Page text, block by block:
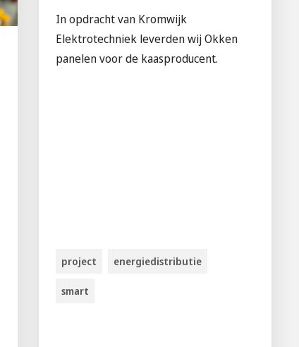
In opdracht van Kromwijk
Elektrotechniek leverden wij Okken
panelen voor de kaasproducent.
project energiedistributie
smart